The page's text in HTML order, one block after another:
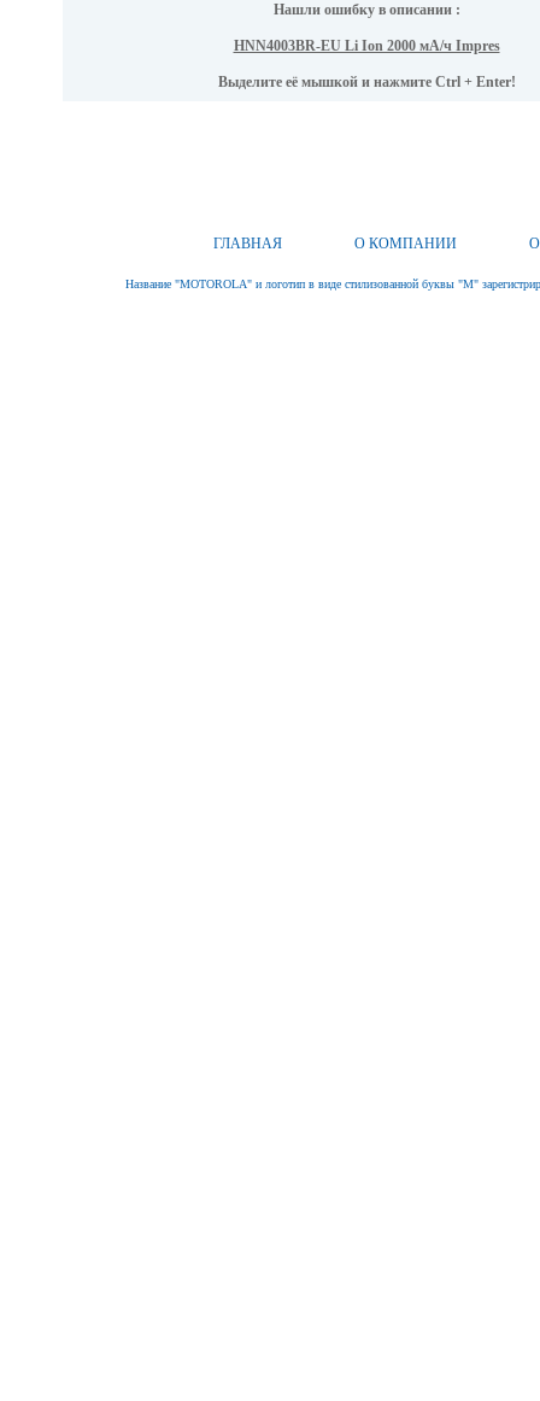
Нашли ошибку в описании :
HNN4003BR-EU Li Ion 2000 мА/ч Impres
Выделите её мышкой и нажмите Ctrl + Enter!
ГЛАВНАЯ О КОМПАНИИ
Название "MOTOROLA" и логотип в виде стилизованной буквы "M"